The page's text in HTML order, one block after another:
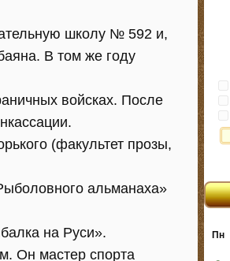
школу № 592 и,
В том же году
войсках. После
(факультет прозы,
альманаха»
на Руси».
Он мастер спорта
Пн